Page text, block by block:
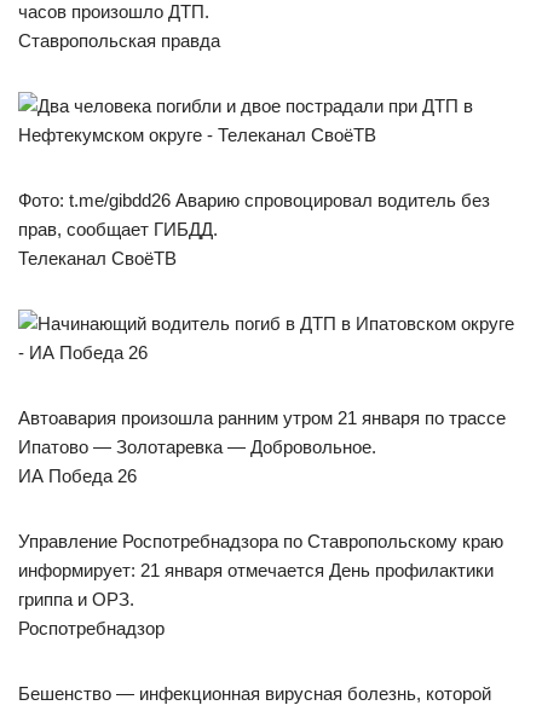
часов произошло ДТП.
Ставропольская правда
Фото: t.me/gibdd26 Аварию спровоцировал водитель без
прав, сообщает ГИБДД.
Телеканал СвоёТВ
Автоавария произошла ранним утром 21 января по трассе
Ипатово — Золотаревка — Добровольное.
ИА Победа 26
Управление Роспотребнадзора по Ставропольскому краю
информирует: 21 января отмечается День профилактики
гриппа и ОРЗ.
Роспотребнадзор
Бешенство — инфекционная вирусная болезнь, которой